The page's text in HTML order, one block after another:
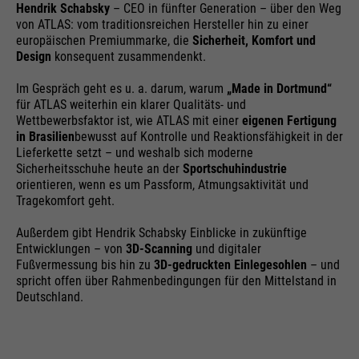
Zweck
dieser Webseite. Diese Basis-
Cookies sind unerlässlich, damit
Ihr Besuch auf der Website
ermöglichen es der Website, Sie zu
erkennen und somit Ihre Sitzung
offen zu halten. Es speichert bei
einem Benutzer-Login für einen
geschlossenen Bereich die
Benutzer-ID als verschlüsselten
Wert (sog. "hash-Wert") zum
des Nutzers.
Name
__utma
Anbieter
Google Analytics
Laufzeit
24 Monate
Zweck
Wird genutzt, um User & Sessions
zu unterscheiden
Name
__utmb
Anbieter
Google Analytics
Laufzeit
Cookie-Informationen
Auf dieser Webseite nutzen wir das Angebot von Google
Maps. Dadurch können wir Ihnen interaktive Karten
direkt in der Website anzeigen und ermöglichen Ihnen
die komfortable Nutzung der Karten-Funktion.
Name
NID
Laufzeit
6 Monate
Wird zum Entsperren von Google
Cookie-Informationen
Externe Inhalte
Hendrik Schabsky – CEO in fünfter Generation – über den Weg
von ATLAS: vom traditionsreichen Hersteller hin zu einer
europäischen Premiummarke, die Sicherheit, Komfort und
Design konsequent zusammendenkt.
Im Gespräch geht es u. a. darum, warum „Made in Dortmund“
für ATLAS weiterhin ein klarer Qualitäts- und
Wettbewerbsfaktor ist, wie ATLAS mit einer eigenen Fertigung
in Brasilienbewusst auf Kontrolle und Reaktionsfähigkeit in der
Lieferkette setzt – und weshalb sich moderne
Sicherheitsschuhe heute an der Sportschuhindustrie
orientieren, wenn es um Passform, Atmungsaktivität und
Tragekomfort geht.
Außerdem gibt Hendrik Schabsky Einblicke in zukünftige
Entwicklungen – von 3D-Scanning und digitaler
Fußvermessung bis hin zu 3D-gedruckten Einlegesohlen – und
spricht offen über Rahmenbedingungen für den Mittelstand in
Deutschland.